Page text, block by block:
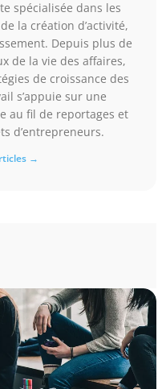
spécialisée dans les
la création d’activité,
Depuis plus de
de la vie des affaires,
de croissance des
s’appuie sur une
au fil de reportages et
d’entrepreneurs.
→